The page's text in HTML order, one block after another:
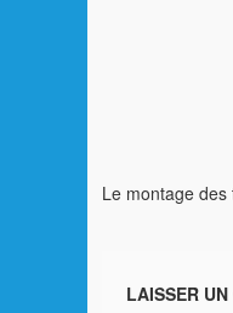
Le montage des
LAISSER